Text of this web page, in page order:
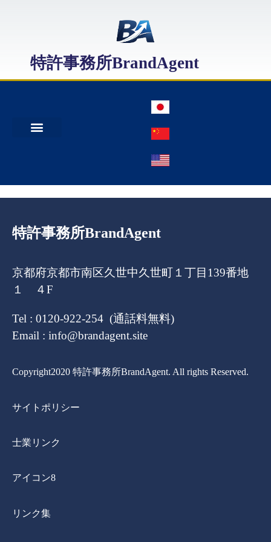
特許事務所BrandAgent
特許事務所BrandAgent
京都府京都市南区久世中久世町１丁目139番地
１ ４F
Tel : 0120-922-254 (通話料無料)
Email : info@brandagent.site
Copyright2020 特許事務所BrandAgent. All rights Reserved.
サイトポリシー
士業リンク
アイコン8
リンク集